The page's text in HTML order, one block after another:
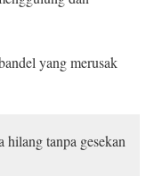
yang merusak
tanpa gesekan